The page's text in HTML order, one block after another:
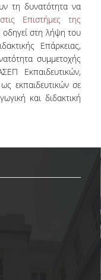
τη δυνατότητα να
Επιστήμες της
οδηγεί στη λήψη του
Επάρκειας,
συμμετοχής
Εκπαιδευτικών,
εκπαιδευτικών σε
και διδακτική